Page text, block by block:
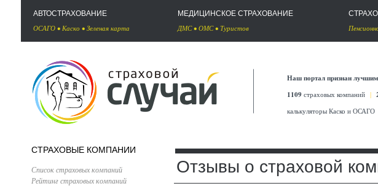
АВТОСТРАХОВАНИЕ
ОСАГО • Каско • Зеленая карта
МЕДИЦИНСКОЕ СТРАХОВАНИЕ
ДМС• ОМС• Туристов
Наш портал признан
1109 страховых компаний |
калькуляторы Каско и ОСАГО
СТРАХОВЫЕ КОМПАНИИ
Список страховых компаний
Рейтинг страховых компаний
Отзывы о страховой